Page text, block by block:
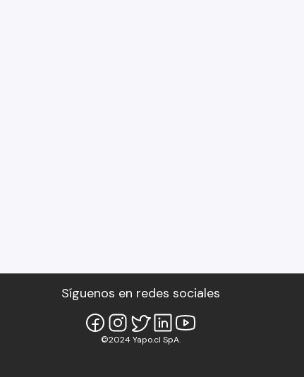
Síguenos en redes sociales
©2024 Yapo.cl SpA.